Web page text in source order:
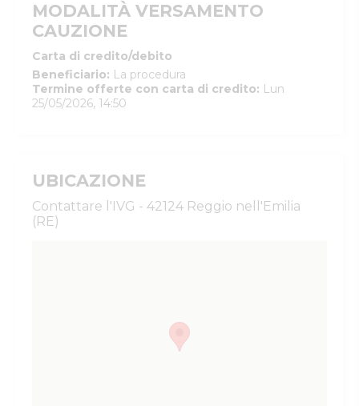
MODALITÀ VERSAMENTO
CAUZIONE
Carta di credito/debito
Beneficiario: La procedura
Termine offerte con carta di credito: Lun
25/05/2026, 14:50
UBICAZIONE
Contattare l'IVG - 42124 Reggio nell'Emilia
(RE)